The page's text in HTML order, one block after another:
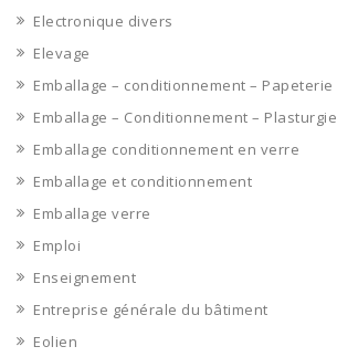
Electronique divers
Elevage
Emballage – conditionnement – Papeterie
Emballage – Conditionnement – Plasturgie
Emballage conditionnement en verre
Emballage et conditionnement
Emballage verre
Emploi
Enseignement
Entreprise générale du bâtiment
Eolien